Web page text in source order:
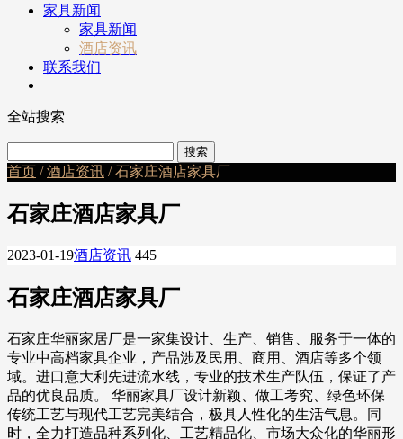
家具新闻
家具新闻
酒店资讯
联系我们
全站搜索
首页 /酒店资讯 / 石家庄酒店家具厂
石家庄酒店家具厂
2023-01-19酒店资讯 445
石家庄酒店家具厂
石家庄华丽家居厂是一家集设计、生产、销售、服务于一体的
专业中高档家具企业，产品涉及民用、商用、酒店等多个领
域。进口意大利先进流水线，专业的技术生产队伍，保证了产
品的优良品质。 华丽家具厂设计新颖、做工考究、绿色环保
传统工艺与现代工艺完美结合，极具人性化的生活气息。同
时，全力打造品种系列化、工艺精品化、市场大众化的华丽形